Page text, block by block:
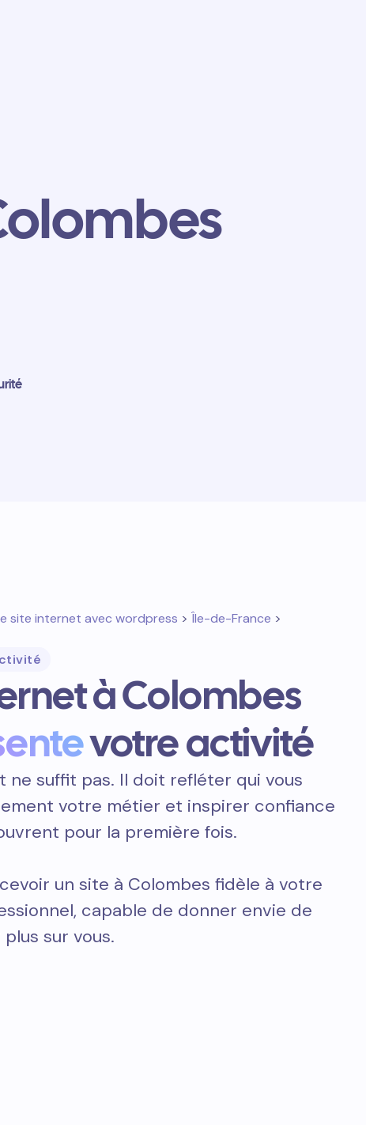
site internet avec wordpress > Île-de-France >
à Colombes
votre activité
ne suffit pas. Il doit refléter qui vous
votre métier et inspirer confiance
pour la première fois.
un site à Colombes fidèle à votre
capable de donner envie de
sur vous.